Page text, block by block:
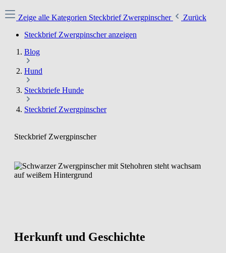
Zeige alle Kategorien Steckbrief Zwergpinscher
Zurück
Steckbrief Zwergpinscher anzeigen
Blog
Hund
Steckbriefe Hunde
Steckbrief Zwergpinscher
Steckbrief Zwergpinscher
Herkunft und Geschichte